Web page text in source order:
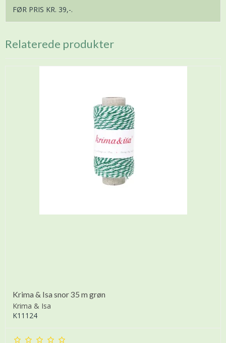
FØR PRIS KR. 39,-.
Relaterede produkter
Krima & Isa snor 35 m grøn
Krima & Isa
K11124